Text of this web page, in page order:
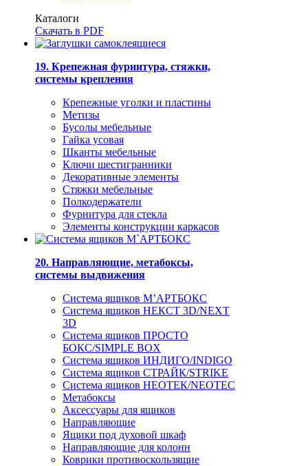
Каталоги
Скачать в PDF
19. Крепежная фурнитура, стяжки,
системы крепления
Крепежные уголки и пластины
Метизы
Бусолы мебельные
Гайка усовая
Шканты мебельные
Ключи шестигранники
Декоративные элементы
Стяжки мебельные
Полкодержатели
Фурнитура для стекла
Элементы конструкции каркасов
20. Направляющие, метабоксы,
системы выдвижения
Система ящиков М’АРТБОКС
Система ящиков НЕКСТ 3D/NEXT
3D
Система ящиков ПРОСТО
БОКС/SIMPLE BOX
Система ящиков ИНДИГО/INDIGO
Система ящиков СТРАЙК/STRIKE
Система ящиков НЕОТЕК/NEOTEC
Метабоксы
Аксессуары для ящиков
Направляющие
Ящики под духовой шкаф
Направляющие для колонн
Коврики противоскользящие